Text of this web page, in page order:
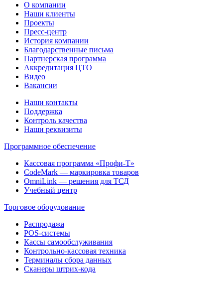
О компании
Наши клиенты
Проекты
Пресс-центр
История компании
Благодарственные письма
Партнерская программа
Аккредитация ЦТО
Видео
Вакансии
Наши контакты
Поддержка
Контроль качества
Наши реквизиты
Программное обеспечение
Кассовая программа «Профи-Т»
CodeMark — маркировка товаров
OmniLink — решения для ТСД
Учебный центр
Торговое оборудование
Распродажа
POS-системы
Кассы самообслуживания
Контрольно-кассовая техника
Терминалы сбора данных
Сканеры штрих-кода